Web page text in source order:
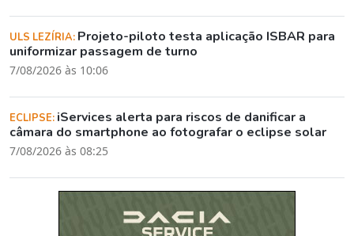
ULS LEZÍRIA: Projeto-piloto testa aplicação ISBAR para
uniformizar passagem de turno
7/08/2026 às 10:06
ECLIPSE: iServices alerta para riscos de danificar a
câmara do smartphone ao fotografar o eclipse solar
7/08/2026 às 08:25